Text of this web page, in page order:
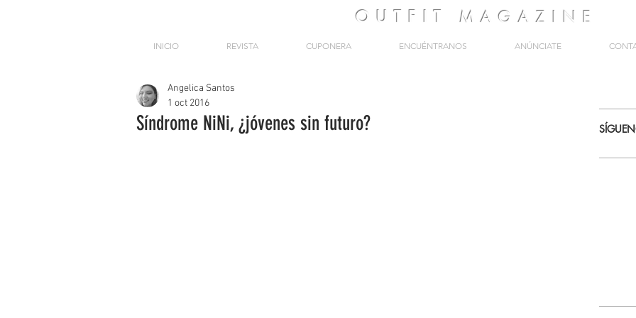
OUTFIT MAGAZINE
INICIO REVISTA CUPONERA ENCUÉNTRANOS ANÚNCIATE
Síndrome NiNi, ¿jóvenes sin futuro?
Angelica Santos
1 oct 2016